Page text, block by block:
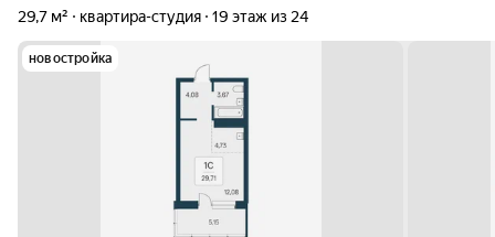
29,7 м²
квартира-студия 19 этаж из 24
новостройка